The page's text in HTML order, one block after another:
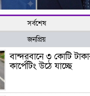
সর্বশেষ
জনপ্রিয়
বান্দরবানে ৩ কোটি
কার্পেটিং উঠে যাচ্ছে